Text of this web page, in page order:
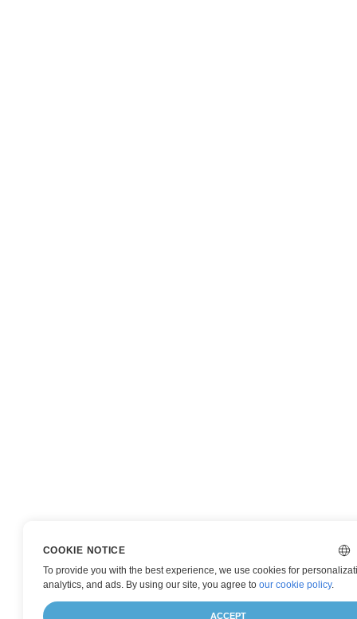
COOKIE NOTICE
To provide you with the best experience, we use cookies for
analytics, and ads. By using our site, you agree to our cookie policy.
ACCEPT